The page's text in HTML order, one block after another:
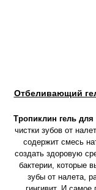
Отбеливающий
Тропиклин гель для
чистки зубов от
содержит смесь
создать здоровую
бактерии, которые
зубы от налета,